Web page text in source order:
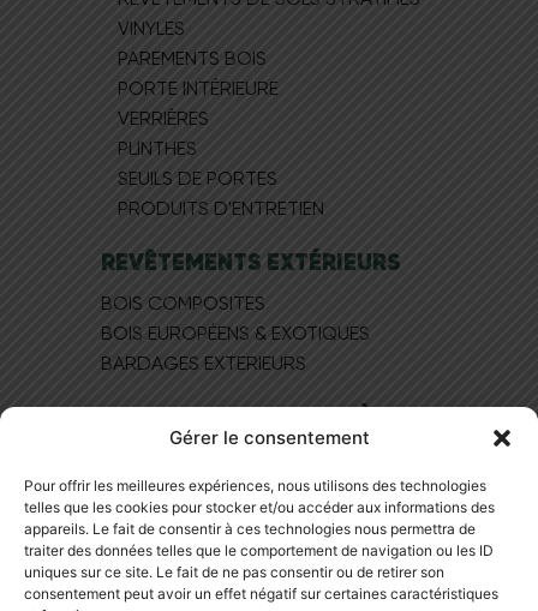
Gérer le consentement
Pour offrir les meilleures expériences, nous utilisons des technologies
telles que les cookies pour stocker et/ou accéder aux informations des
appareils. Le fait de consentir à ces technologies nous permettra de
traiter des données telles que le comportement de navigation ou les ID
uniques sur ce site. Le fait de ne pas consentir ou de retirer son
consentement peut avoir un effet négatif sur certaines caractéristiques
VINYLES
PAREMENTS BOIS
PORTE INTÉRIEURE
VERRIÈRES
PLINTHES
SEUILS DE PORTES
PRODUITS D'ENTRETIEN
REVÊTEMENTS EXTÉRIEURS
BOIS COMPOSITES
BOIS EUROPÉEN​S & EXOTIQUES
BARDAGES EXTERIEURS
MAGASIN DE PARQUET À LYON
NOS PRODUITS
NOTRE SHOWROOM
BLOG
NOUS CONTACTER